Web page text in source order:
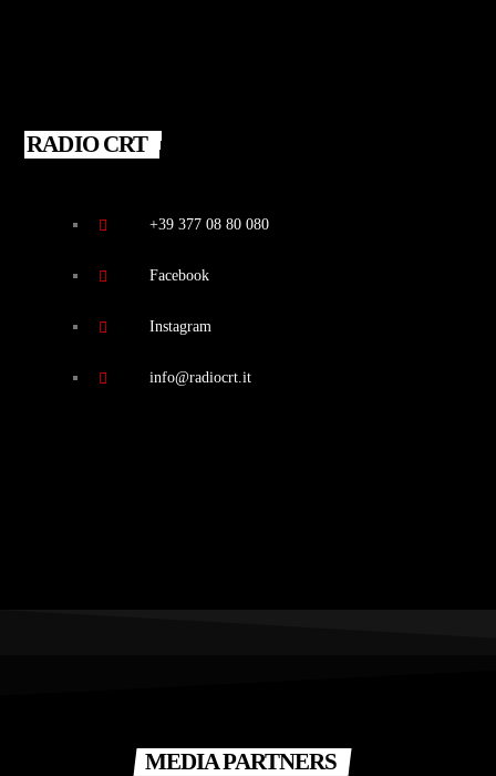
RADIO CRT
+39 377 08 80 080
Facebook
Instagram
info@radiocrt.it
MEDIA PARTNERS